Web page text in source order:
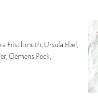
Frischmuth, Ursula Ebel,
Clemens Peck,